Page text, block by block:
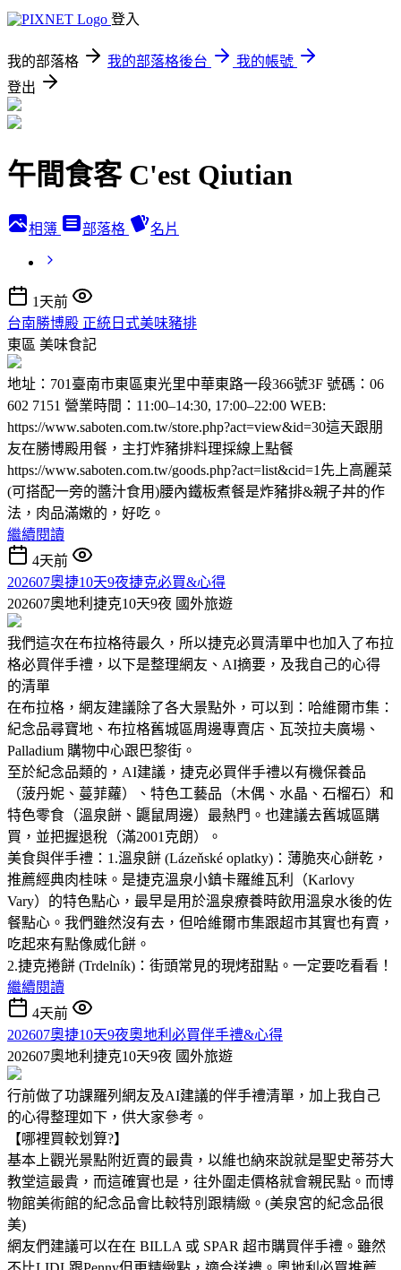
登入
我的部落格 我的部落格後台
我的帳號
登出
午間食客 C'est Qiutian
相簿 部落格 名片
1天前
台南勝博殿 正統日式美味豬排
東區 美味食記
地址：701臺南市東區東光里中華東路一段366號3F 號碼：06
602 7151 營業時間：11:00–14:30, 17:00–22:00 WEB:
https://www.saboten.com.tw/store.php?act=view&id=30這天跟朋
友在勝博殿用餐，主打炸豬排料理採線上點餐
https://www.saboten.com.tw/goods.php?act=list&cid=1先上高麗菜
(可搭配一旁的醬汁食用)腰內鐵板煮餐是炸豬排&親子丼的作
法，肉品滿嫩的，好吃。
繼續閱讀
4天前
202607奧捷10天9夜捷克必買&心得
202607奧地利捷克10天9夜 國外旅遊
我們這次在布拉格待最久，所以捷克必買清單中也加入了布拉
格必買伴手禮，以下是整理網友、AI摘要，及我自己的心得
的清單
在布拉格，網友建議除了各大景點外，可以到：哈維爾市集：
紀念品尋寶地、布拉格舊城區周邊專賣店、瓦茨拉夫廣場、
Palladium 購物中心跟巴黎街。
至於紀念品類的，AI建議，捷克必買伴手禮以有機保養品
（菠丹妮、蔓菲蘿）、特色工藝品（木偶、水晶、石榴石）和
特色零食（溫泉餅、鼴鼠周邊）最熱門。也建議去舊城區購
買，並把握退稅（滿2001克朗）。
美食與伴手禮：1.溫泉餅 (Lázeňské oplatky)：薄脆夾心餅乾，
推薦經典肉桂味。是捷克溫泉小鎮卡羅維瓦利（Karlovy
Vary）的特色點心，最早是用於溫泉療養時飲用溫泉水後的佐
餐點心。我們雖然沒有去，但哈維爾市集跟超市其實也有賣，
吃起來有點像威化餅。
2.捷克捲餅 (Trdelník)：街頭常見的現烤甜點。一定要吃看看！
繼續閱讀
4天前
202607奧捷10天9夜奧地利必買伴手禮&心得
202607奧地利捷克10天9夜 國外旅遊
行前做了功課羅列網友及AI建議的伴手禮清單，加上我自己
的心得整理如下，供大家參考。
【哪裡買較划算?】
基本上觀光景點附近賣的最貴，以維也納來說就是聖史蒂芬大
教堂這最貴，而這確實也是，往外圍走價格就會親民點。而博
物館美術館的紀念品會比較特別跟精緻。(美泉宮的紀念品很
美)
網友們建議可以在在 BILLA 或 SPAR 超市購買伴手禮。雖然